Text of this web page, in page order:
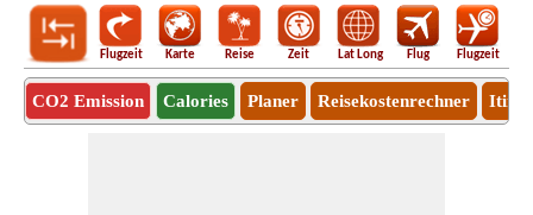
Flugzeit Karte Reise Zeit Lat Long Flug Flugzeit
CO2 Emission Calories Planer Reisekostenrechner